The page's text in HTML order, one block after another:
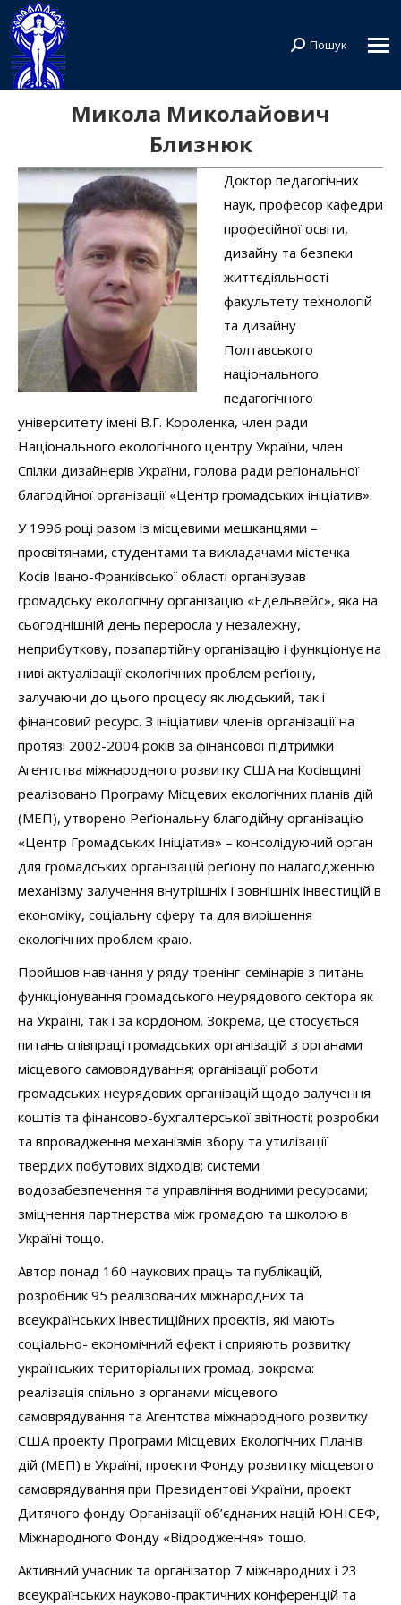
Search:
Пошук
Микола Миколайович
Близнюк
Доктор педагогічних
наук, професор кафедри
професійної освіти,
дизайну та безпеки
життєдіяльності
факультету технологій
та дизайну
Полтавського
національного
педагогічного
університету імені В.Г. Короленка, член ради
Національного екологічного центру України, член
Спілки дизайнерів України, голова ради регіональної
благодійної організації «Центр громадських ініціатив».
У 1996 році разом із місцевими мешканцями –
просвітянами, студентами та викладачами містечка
Косів Івано-Франківської області організував
громадську екологічну організацію «Едельвейс», яка на
сьогоднішній день переросла у незалежну,
неприбуткову, позапартійну організацію і функціонує на
ниві актуалізації екологічних проблем реґіону,
залучаючи до цього процесу як людський, так і
фінансовий ресурс. З ініціативи членів організації на
протязі 2002-2004 років за фінансової підтримки
Агентства міжнародного розвитку США на Косівщині
реалізовано Програму Місцевих екологічних планів дій
(МЕП), утворено Реґіональну благодійну організацію
«Центр Громадських Ініціатив» – консолідуючий орган
для громадських організацій реґіону по налагодженню
механізму залучення внутрішніх і зовнішніх інвестицій в
економіку, соціальну сферу та для вирішення
екологічних проблем краю.
Пройшов навчання у ряду тренінг-семінарів з питань
функціонування громадського неурядового сектора як
на Україні, так і за кордоном. Зокрема, це стосується
питань співпраці громадських організацій з органами
місцевого самоврядування; організації роботи
громадських неурядових організацій щодо залучення
коштів та фінансово-бухгалтерської звітності; розробки
та впровадження механізмів збору та утилізації
твердих побутових відходів; системи
водозабезпечення та управління водними ресурсами;
зміцнення партнерства між громадою та школою в
Україні тощо.
Автор понад 160 наукових праць та публікацій,
розробник 95 реалізованих міжнародних та
всеукраїнських інвестиційних проєктів, які мають
соціально- економічний ефект і сприяють розвитку
українських територіальних громад, зокрема:
реалізація спільно з органами місцевого
самоврядування та Агентства міжнародного розвитку
США проекту Програми Місцевих Екологічних Планів
дій (МЕП) в Україні, проєкти Фонду розвитку місцевого
самоврядування при Президентові України, проект
Дитячого фонду Організації об’єднаних націй ЮНІСЕФ,
Міжнародного Фонду «Відродження» тощо.
Активний учасник та організатор 7 міжнародних і 23
всеукраїнських науково-практичних конференцій та